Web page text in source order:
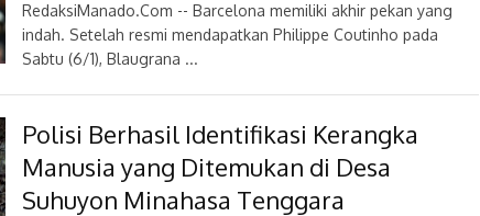
RedaksiManado.Com -- Barcelona memiliki akhir pekan yang
indah. Setelah resmi mendapatkan Philippe Coutinho pada
Sabtu (6/1), Blaugrana ...
Polisi Berhasil Identifikasi Kerangka
Manusia yang Ditemukan di Desa
Suhuyon Minahasa Tenggara